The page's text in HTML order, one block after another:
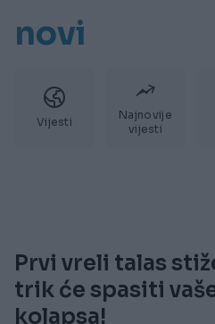
novi
Vijesti
Najnovije
vijesti
Prvi vreli talas
trik će spasiti
kolapsa!